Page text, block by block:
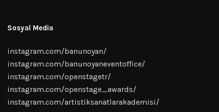
Sosyal Media
instagram.com/banunoyan/
instagram.com/banunoyaneventoffice/
instagram.com/openstagetr/
instagram.com/openstage_awards/
instagram.com/artistiksanatlarakademisi/